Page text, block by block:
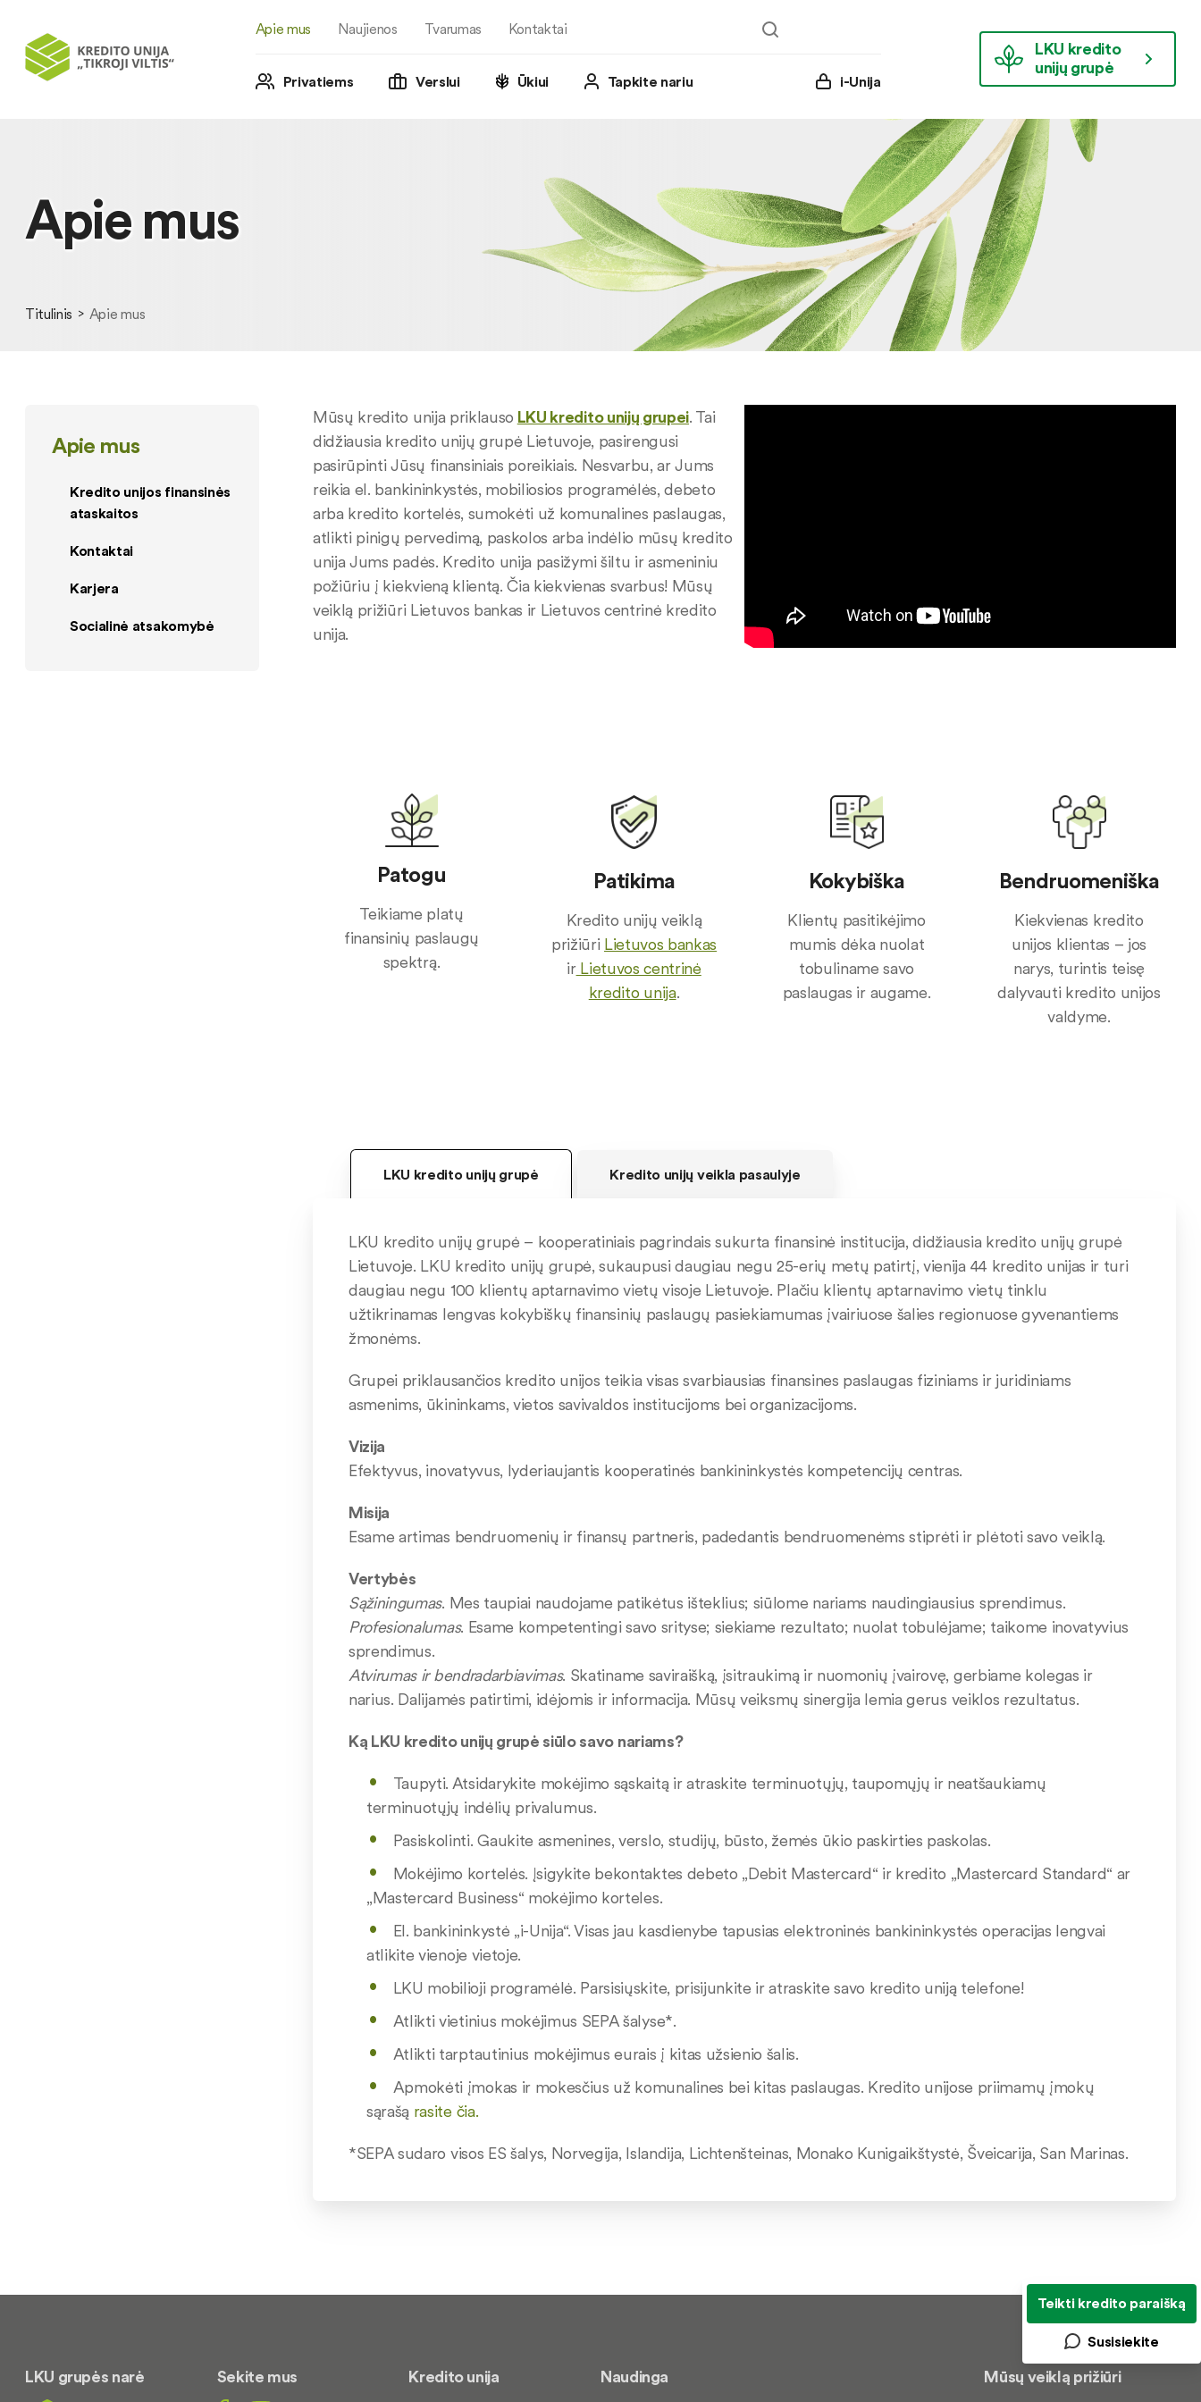
Apie mus Naujienos Tvarumas Kontaktai
Privatiems Verslui Ūkiui Tapkite nariu i-Unija
LKU kredito
unijų grupė
Apie mus
Titulinis Apie mus
Apie mus
Kredito unijos finansinės
ataskaitos
Kontaktai
Karjera
Socialinė atsakomybė
Mūsų kredito unija priklauso LKU kredito unijų grupei. Tai
didžiausia kredito unijų grupė Lietuvoje, pasirengusi
pasirūpinti Jūsų finansiniais poreikiais. Nesvarbu, ar Jums
reikia el. bankininkystės, mobiliosios programėlės, debeto
arba kredito kortelės, sumokėti už komunalines paslaugas,
atlikti pinigų pervedimą, paskolos arba indėlio mūsų kredito
unija Jums padės. Kredito unija pasižymi šiltu ir asmeniniu
požiūriu į kiekvieną klientą. Čia kiekvienas svarbus! Mūsų
veiklą prižiūri Lietuvos bankas ir Lietuvos centrinė kredito
unija.
Patogu
Teikiame platų
finansinių paslaugų
spektrą.
Patikima
Kredito unijų veiklą
prižiūri Lietuvos bankas
irLietuvos centrinė
kredito unija.
Kokybiška
Klientų pasitikėjimo
mumis dėka nuolat
tobuliname savo
paslaugas ir augame.
Bendruomeniška
Kiekvienas kredito
unijos klientas – jos
narys, turintis teisę
dalyvauti kredito unijos
valdyme.
LKU kredito unijų grupė Kredito unijų veikla pasaulyje
LKU kredito unijų grupė – kooperatiniais pagrindais sukurta finansinė institucija, didžiausia kredito unijų grupė
Lietuvoje. LKU kredito unijų grupė, sukaupusi daugiau negu 25-erių metų patirtį, vienija 44 kredito unijas ir turi
daugiau negu 100 klientų aptarnavimo vietų visoje Lietuvoje. Plačiu klientų aptarnavimo vietų tinklu
užtikrinamas lengvas kokybiškų finansinių paslaugų pasiekiamumas įvairiuose šalies regionuose gyvenantiems
žmonėms.
Grupei priklausančios kredito unijos teikia visas svarbiausias finansines paslaugas fiziniams ir juridiniams
asmenims, ūkininkams, vietos savivaldos institucijoms bei organizacijoms.
Vizija
Efektyvus, inovatyvus, lyderiaujantis kooperatinės bankininkystės kompetencijų centras.
Misija
Esame artimas bendruomenių ir finansų partneris, padedantis bendruomenėms stiprėti ir plėtoti savo veiklą.
Vertybės
Sąžiningumas. Mes taupiai naudojame patikėtus išteklius; siūlome nariams naudingiausius sprendimus.
Profesionalumas. Esame kompetentingi savo srityse; siekiame rezultato; nuolat tobulėjame; taikome inovatyvius
sprendimus.
Atvirumas ir bendradarbiavimas. Skatiname saviraišką, įsitraukimą ir nuomonių įvairovę, gerbiame kolegas ir
narius. Dalijamės patirtimi, idėjomis ir informacija. Mūsų veiksmų sinergija lemia gerus veiklos rezultatus.
Ką LKU kredito unijų grupė siūlo savo nariams?
Taupyti. Atsidarykite mokėjimo sąskaitą ir atraskite terminuotųjų, taupomųjų ir neatšaukiamų
terminuotųjų indėlių privalumus.
Pasiskolinti. Gaukite asmenines, verslo, studijų, būsto, žemės ūkio paskirties paskolas.
Mokėjimo kortelės. Įsigykite bekontaktes debeto „Debit Mastercard“ ir kredito „Mastercard Standard“ ar
„Mastercard Business“ mokėjimo korteles.
El. bankininkystė „i-Unija“. Visas jau kasdienybe tapusias elektroninės bankininkystės operacijas lengvai
atlikite vienoje vietoje.
LKU mobilioji programėlė. Parsisiųskite, prisijunkite ir atraskite savo kredito uniją telefone!
Atlikti vietinius mokėjimus SEPA šalyse*.
Atlikti tarptautinius mokėjimus eurais į kitas užsienio šalis.
Apmokėti įmokas ir mokesčius už komunalines bei kitas paslaugas. Kredito unijose priimamų įmokų
sąrašą rasite čia.
*SEPA sudaro visos ES šalys, Norvegija, Islandija, Lichtenšteinas, Monako Kunigaikštystė, Šveicarija, San Marinas.
LKU grupės narė Sekite mus Kredito unija Naudinga Mūsų veiklą prižiūri
Teikti kredito paraišką
Susisiekite